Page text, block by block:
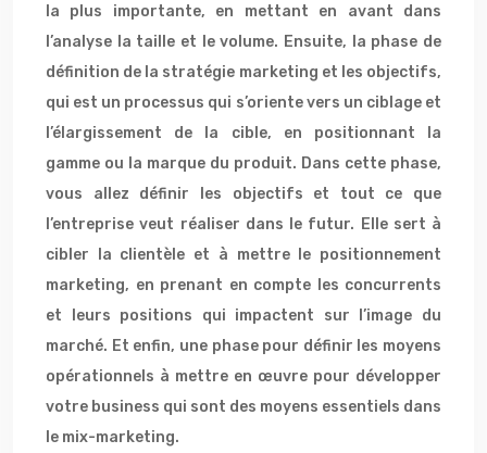
la plus importante, en mettant en avant dans
l’analyse la taille et le volume. Ensuite, la phase de
définition de la stratégie marketing et les objectifs,
qui est un processus qui s’oriente vers un ciblage et
l’élargissement de la cible, en positionnant la
gamme ou la marque du produit. Dans cette phase,
vous allez définir les objectifs et tout ce que
l’entreprise veut réaliser dans le futur. Elle sert à
cibler la clientèle et à mettre le positionnement
marketing, en prenant en compte les concurrents
et leurs positions qui impactent sur l’image du
marché. Et enfin, une phase pour définir les moyens
opérationnels à mettre en œuvre pour développer
votre business qui sont des moyens essentiels dans
le mix-marketing.